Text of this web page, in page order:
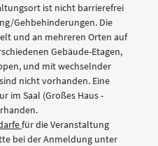
ist nicht barrierefrei
Gehbehinderungen. Die
und an mehreren Orten auf
Gebäude-Etagen,
und mit wechselnder
nicht vorhanden. Eine
im Saal (Großes Haus -
für die Veranstaltung
bei der Anmeldung unter